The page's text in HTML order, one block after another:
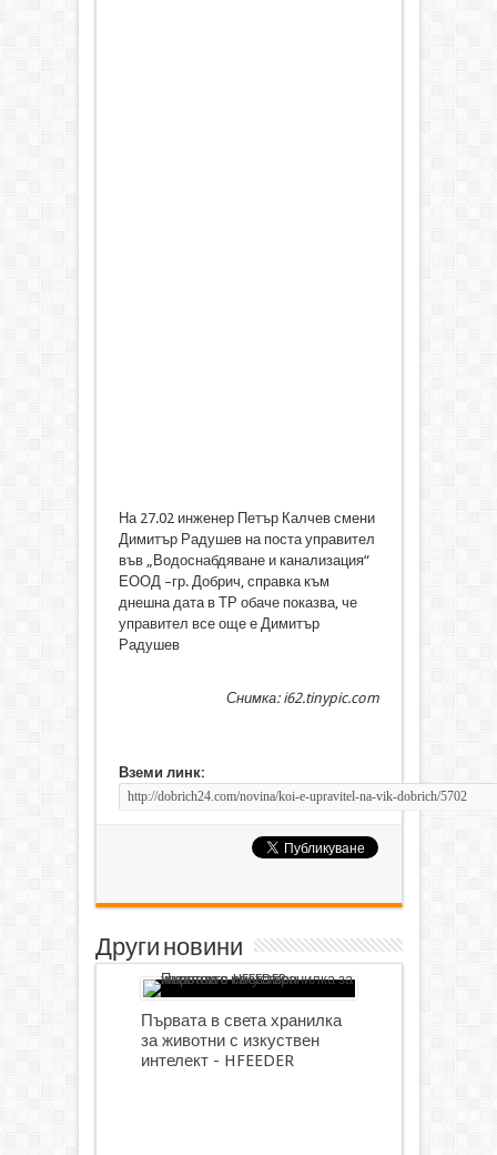
На 27.02 инженер Петър Калчев смени
Димитър Радушев на поста управител
във „Водоснабдяване и канализация“
ЕООД –гр. Добрич, справка към
днешна дата в ТР обаче показва, че
управител все още е Димитър
Радушев
Снимка: i62.tinypic.com
Вземи линк:
Други новини
Първата в света хранилка
за животни с изкуствен
интелект - HFEEDER